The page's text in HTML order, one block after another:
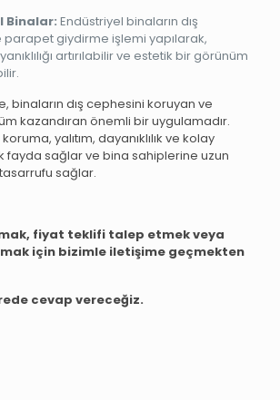
Binalar: Endüstriyel binaların dış
giydirme işlemi yapılarak,
artırılabilir ve estetik bir görünüm
binaların dış cephesini koruyan ve
kazandıran önemli bir uygulamadır.
yalıtım, dayanıklılık ve kolay
fayda sağlar ve bina sahiplerine uzun
sağlar.
fiyat teklifi talep etmek veya
için bizimle iletişime geçmekten
cevap vereceğiz.